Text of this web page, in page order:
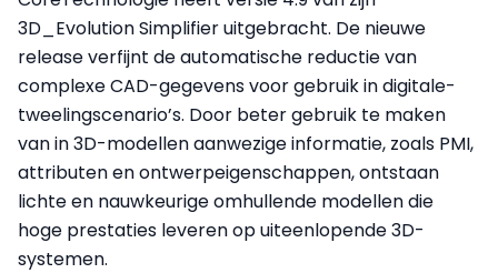
3D_Evolution Simplifier uitgebracht. De nieuwe
release verfijnt de automatische reductie van
complexe CAD-gegevens voor gebruik in digitale-
tweelingscenario’s. Door beter gebruik te maken
van in 3D-modellen aanwezige informatie, zoals PMI,
attributen en ontwerpeigenschappen, ontstaan
lichte en nauwkeurige omhullende modellen die
hoge prestaties leveren op uiteenlopende 3D-
systemen.